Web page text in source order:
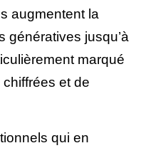
augmentent la
génératives jusqu’à
marqué
chiffrées et de
qui en